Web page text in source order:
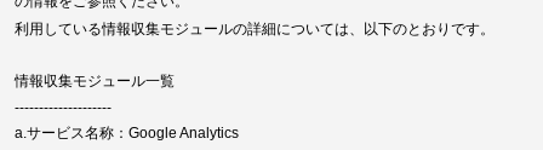
利用している情報収集モジュールの詳細については、以下のとおりです。
情報収集モジュール一覧
--------------------
a.サービス名称：Google Analytics